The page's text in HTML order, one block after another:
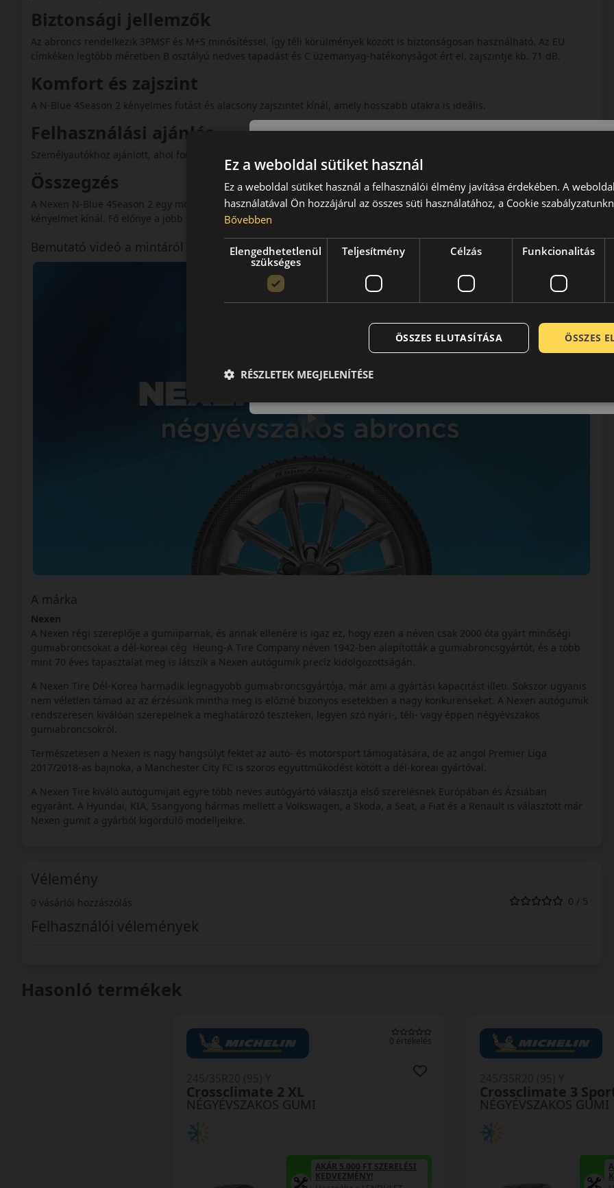
Biztonsági jellemzők
Az abroncs rendelkezik 3PMSF és M+S minősítéssel, így téli körülmények között is biztonságosan használható. Az EU
címkéken legtöbb méretben B osztályú nedves tapadást és C üzemanyag-hatékonyságot ért el, zajszintje kb. 71 dB.
Komfort és zajszint
A N-Blue 4Season 2 kényelmes futást és alacsony zajszintet kínál, amely hosszabb utakra is ideális.
Felhasználási ajánlás
Személyautókhoz ajánlott, ahol fontos a modern technológia, a biztonság és az egész éves megbízhatóság.
Összegzés
A Nexen N-Blue 4Season 2 egy modern, új generációs négyévszakos abroncs, amely prémium szintű biztonságot és
kényelmet kínál. Fő előnye a jobb nedves tapadás, a halk futás és a 3PMSF minősítés.
Bemutató videó a mintáról
A márka
Nexen
A Nexen régi szereplője a gumiiparnak, és annak ellenére is igaz ez, hogy ezen a néven csak 2000 óta gyárt minőségi
gumiabroncsokat a dél-koreai cég. Heung-A Tire Company néven 1942-ben alapították a gumiabroncsgyártót, és a több
mint 70 éves tapasztalat meg is látszik a Nexen autógumik precíz kidolgozottságán.
A Nexen Tire Dél-Korea harmadik legnagyobb gumiabroncsgyártója, már ami a gyártási kapacitást illeti. Sokszor ugyanis
nem véletlen támad az az érzésünk mintha meg is előzné bizonyos esetekben a nagy konkurenseket. A Nexen autógumik
rendszeresen kiválóan szerepelnek a meghatározó teszteken, legyen szó nyári-, téli- vagy éppen négyévszakos
gumiabroncsokról.
Természetesen a Nexen is nagy hangsúlyt fektet az autó- és motorsport támogatására, de az angol Premier Liga
2017/2018-as bajnoka, a Manchester City FC is szoros együttműködést kötött a dél-koreai gyártóval.
A Nexen Tire kiváló autógumijait egyre több neves autógyártó választja első szerelésnek Európában és Ázsiában
egyaránt. A Hyundai, KIA, Ssangyong hármas mellett a Volkswagen, a Skoda, a Seat, a Fiat és a Renault is választott már
Nexen gumit a gyárból kigördülő modelljeikre.
Vélemény
0 vásárlói hozzászólás 0 / 5
Felhasználói vélemények
Hasonló termékek
0 értékelés
NÉGYÉVSZAKOS GUMI
Crossclimate 2 XL
AKÁR 5.000 FT SZERELÉSI
KEDVEZMÉNY!
NÉGYÉVSZAKOS GUMI
Crossclimate 3
Ez a weboldal sütiket használ
Ez a weboldal sütiket használ a felhasználói élmény javítása érdekében. A
használatával Ön hozzájárul az összes süti használatához, a Cookie
Bővebben
Elengedhetetlenül
szükséges
Teljesítmény Célzás Funkcionalitás
ÖSSZES
ÖSSZES ELUTASÍTÁSA
RÉSZLETEK MEGJELENÍTÉSE